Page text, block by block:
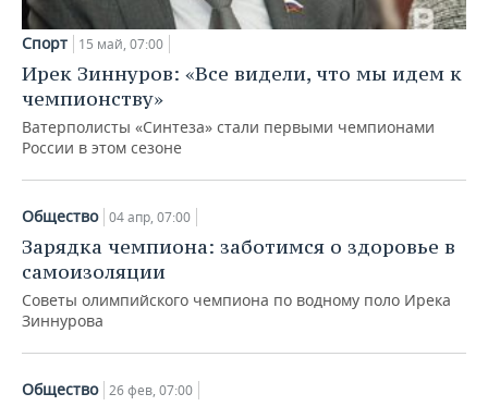
Спорт 15 май, 07:00
Ирек Зиннуров: «Все видели, что мы идем к
чемпионству»
Ватерполисты «Синтеза» стали первыми чемпионами
России в этом сезоне
Общество 04 апр, 07:00
Зарядка чемпиона: заботимся о здоровье в
самоизоляции
Советы олимпийского чемпиона по водному поло Ирека
Зиннурова
Общество 26 фев, 07:00